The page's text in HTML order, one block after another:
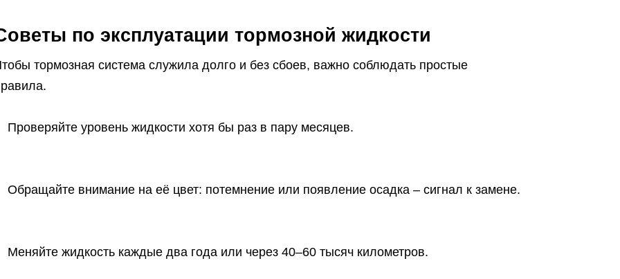
по эксплуатации тормозной жидкости
тормозная система служила долго и без сбоев, важно соблюдать простые
Проверяйте уровень жидкости хотя бы раз в пару месяцев.
Обращайте внимание на её цвет: потемнение или появление осадка – сигнал к замене.
Меняйте жидкость каждые два года или через 40–60 тысяч километров.